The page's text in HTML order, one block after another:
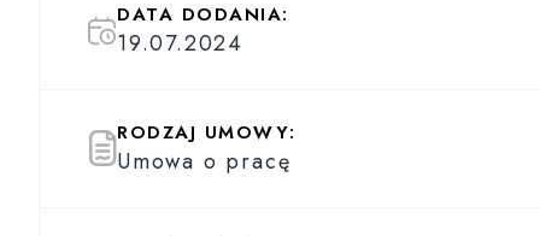
DATA DODANIA:
19.07.2024
RODZAJ UMOWY:
Umowa o pracę